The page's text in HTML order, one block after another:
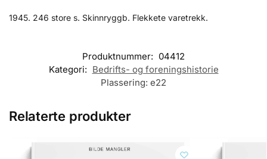
1945. 246 store s. Skinnryggb. Flekkete varetrekk.
Produktnummer: 04412
Kategori: Bedrifts- og foreningshistorie
Plassering: e22
Relaterte produkter